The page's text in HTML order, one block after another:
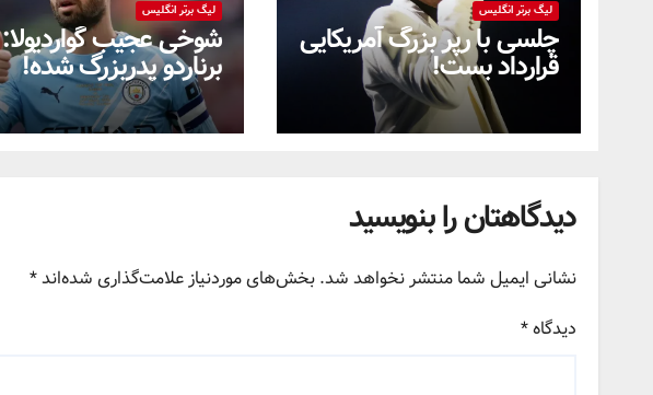
لیگ برتر انگلیس
چلسی با رپر بزرگ آمریکایی
قرارداد بست!
لیگ برتر انگلیس
شوخی عجیب گواردیولا:
برناردو پدربزرگ شده!
دیدگاهتان را بنویسید
نشانی ایمیل شما منتشر نخواهد شد. بخش‌های موردنیاز علامت‌گذاری شده‌اند*
دیدگاه*